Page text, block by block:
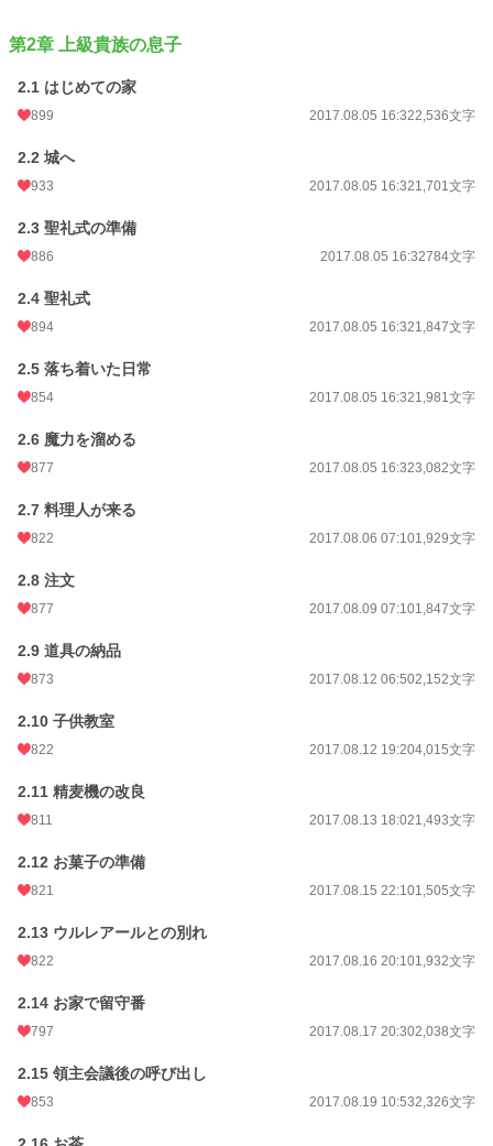
第2章 上級貴族の息子
2.1 はじめての家
899 2017.08.05 16:322,536文字
2.2 城へ
933 2017.08.05 16:321,701文字
2.3 聖礼式の準備
886 2017.08.05 16:32784文字
2.4 聖礼式
894 2017.08.05 16:321,847文字
2.5 落ち着いた日常
854 2017.08.05 16:321,981文字
2.6 魔力を溜める
877 2017.08.05 16:323,082文字
2.7 料理人が来る
822 2017.08.06 07:101,929文字
2.8 注文
877 2017.08.09 07:101,847文字
2.9 道具の納品
873 2017.08.12 06:502,152文字
2.10 子供教室
822 2017.08.12 19:204,015文字
2.11 精麦機の改良
811 2017.08.13 18:021,493文字
2.12 お菓子の準備
821 2017.08.15 22:101,505文字
2.13 ウルレアールとの別れ
822 2017.08.16 20:101,932文字
2.14 お家で留守番
797 2017.08.17 20:302,038文字
2.15 領主会議後の呼び出し
853 2017.08.19 10:532,326文字